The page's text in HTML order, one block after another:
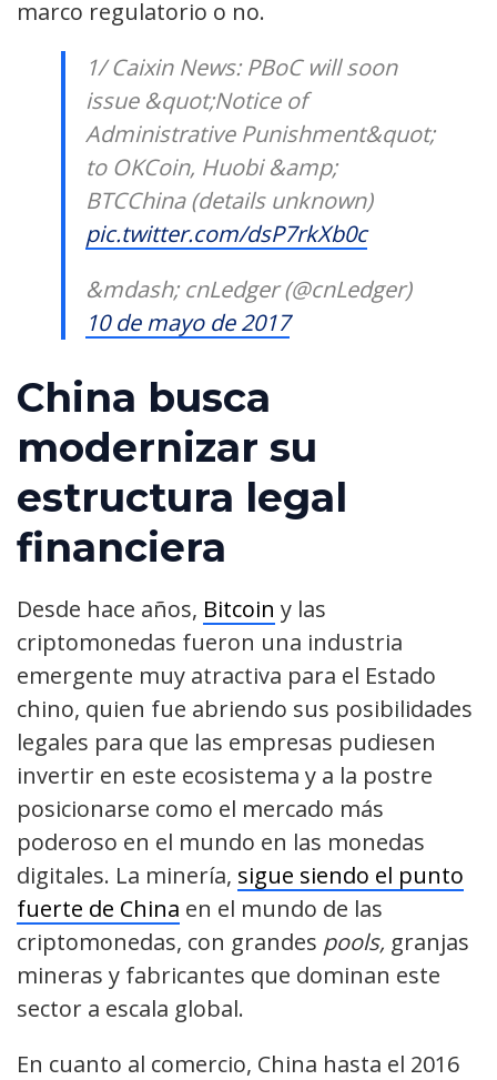
marco regulatorio o no.
1/ Caixin News: PBoC will soon
issue &quot;Notice of
Administrative Punishment&quot;
to OKCoin, Huobi &amp;
BTCChina (details unknown)
pic.twitter.com/dsP7rkXb0c
&mdash; cnLedger (@cnLedger)
10 de mayo de 2017
China busca
modernizar su
estructura legal
financiera
Desde hace años, Bitcoin y las
criptomonedas fueron una industria
emergente muy atractiva para el Estado
chino, quien fue abriendo sus posibilidades
legales para que las empresas pudiesen
invertir en este ecosistema y a la postre
posicionarse como el mercado más
poderoso en el mundo en las monedas
digitales. La minería, sigue siendo el punto
fuerte de China en el mundo de las
criptomonedas, con grandes pools, granjas
mineras y fabricantes que dominan este
sector a escala global.
En cuanto al comercio, China hasta el 2016